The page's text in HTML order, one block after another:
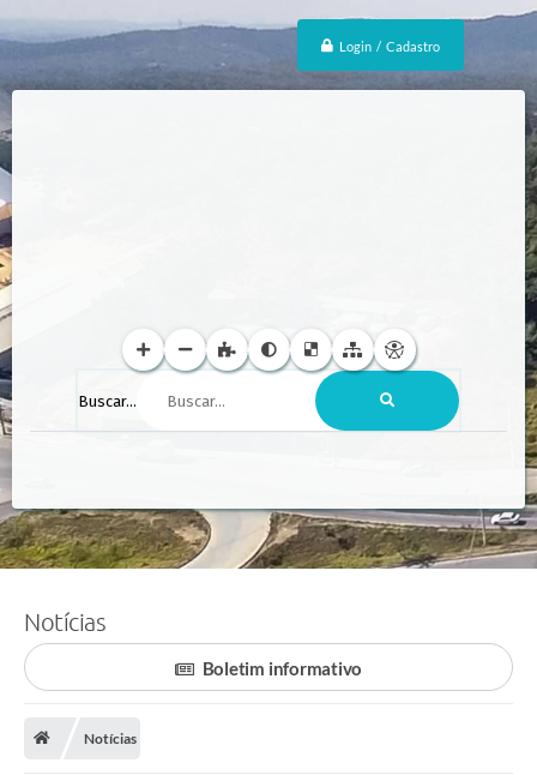
Login / Cadastro
Buscar...
Notícias
Boletim informativo
Notícias